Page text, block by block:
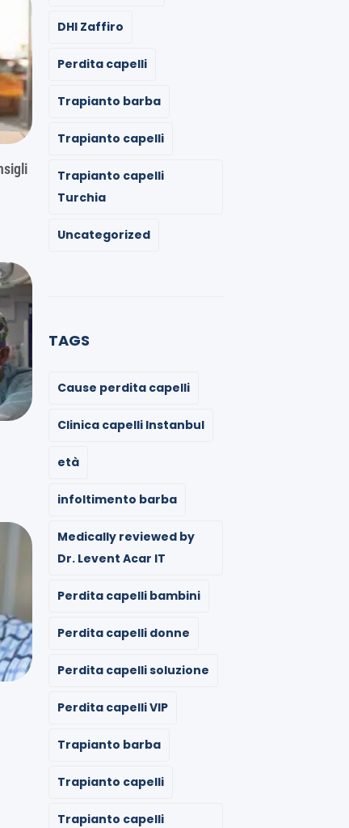
DHI Zaffiro
Perdita capelli
Trapianto barba
Trapianto capelli
Trapianto capelli
Turchia
Uncategorized
TAGS
Cause perdita capelli
Clinica capelli Instanbul
età
infoltimento barba
Medically reviewed by
Dr. Levent Acar IT
Perdita capelli bambini
Perdita capelli donne
Perdita capelli soluzione
Perdita capelli VIP
Trapianto barba
Trapianto capelli
Trapianto capelli